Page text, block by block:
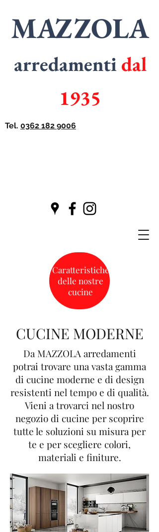
MAZZOLA
arredamentidal
1935
Tel. 0362 182 9006
Compra
Caratteristiche
delle nostre
cucine
CUCINE MODERNE
Da MAZZOLA arredamenti
potrai trovare una vasta gamma
di cucine moderne e di design
resistenti nel tempo e di qualità.
Vieni a trovarci nel nostro
negozio di cucine per scoprire
tutte le soluzioni su misura per
te e per scegliere colori,
materiali e finiture.